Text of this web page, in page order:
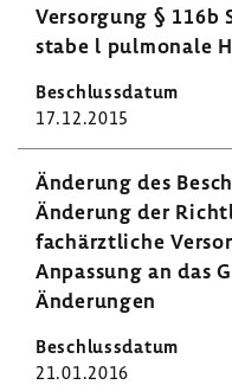
Versor­gung § 116b
stabe l pulmo­nale
17.12.2015
Ände­rung des
Ände­rung der
fach­ärzt­liche
Anpas­sung an das
Ände­rungen
21.01.2016